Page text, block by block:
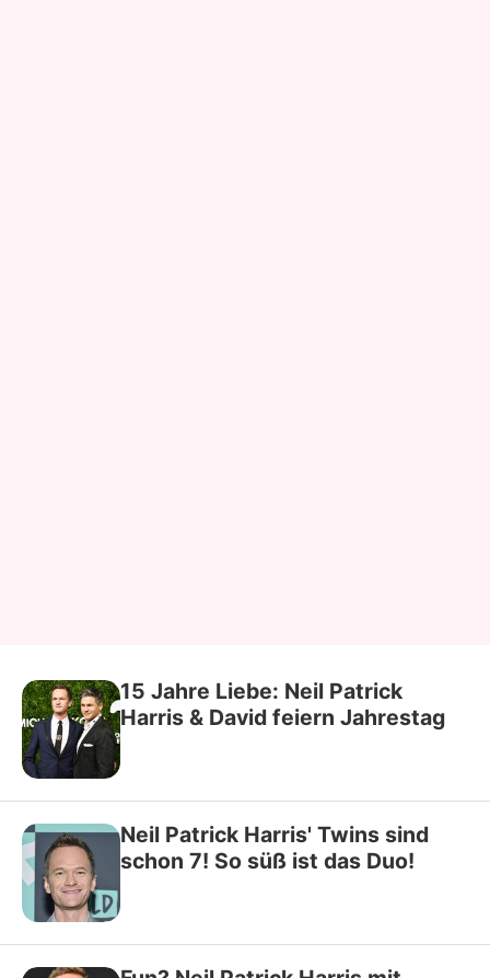
15 Jahre Liebe: Neil Patrick
Harris & David feiern Jahrestag
Neil Patrick Harris' Twins sind
schon 7! So süß ist das Duo!